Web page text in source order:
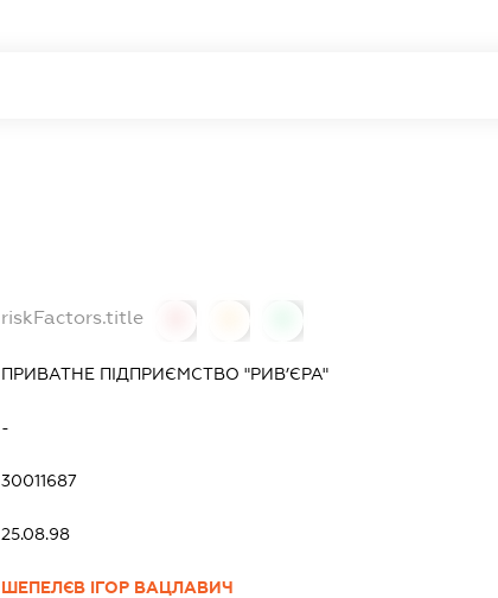
riskFactors.title
ПРИВАТНЕ ПІДПРИЄМСТВО "РИВ’ЄРА"
-
30011687
25.08.98
ШЕПЕЛЄВ ІГОР ВАЦЛАВИЧ